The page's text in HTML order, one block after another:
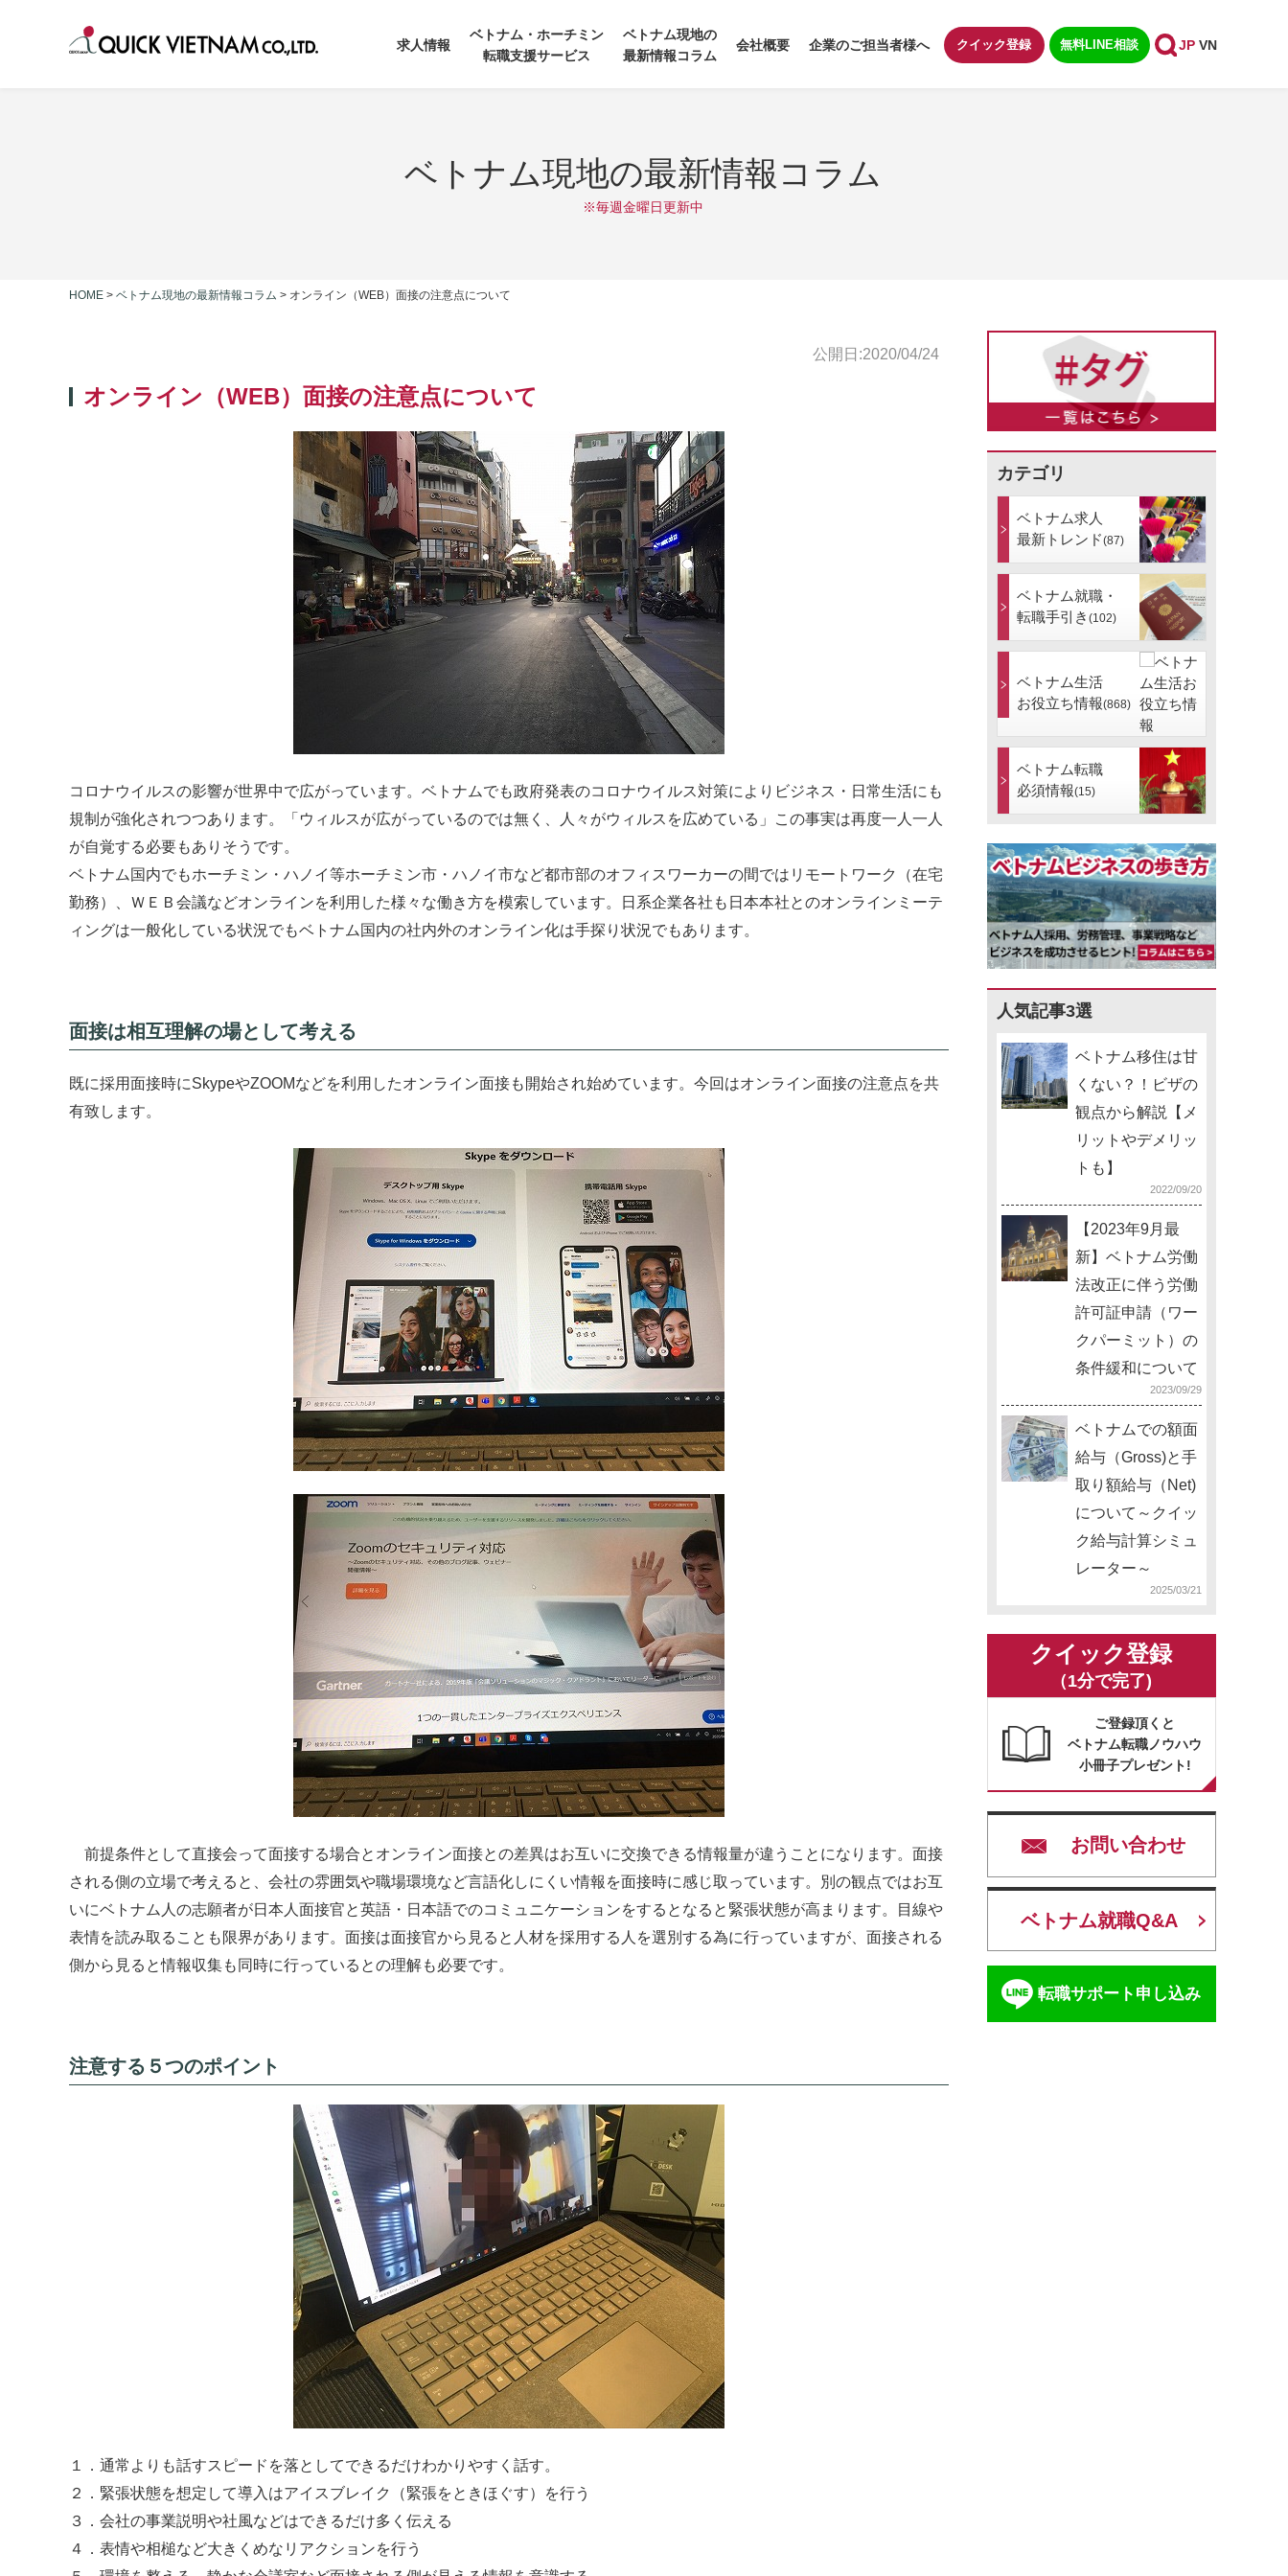
求人情報
ベトナム・ホーチミン
転職支援サービス
ベトナム現地の
最新情報コラム
会社概要 企業のご担当者様へ クイック登録 無料LINE相談 JP VN
ベトナム現地の最新情報コラム
※毎週金曜日更新中
HOME > ベトナム現地の最新情報コラム > オンライン（WEB）面接の注意点について
公開日:2020/04/24
オンライン（WEB）面接の注意点について
コロナウイルスの影響が世界中で広がっています。ベトナムでも政府発表のコロナウイルス対策によりビジネス・日常生活にも
規制が強化されつつあります。「ウィルスが広がっているのでは無く、人々がウィルスを広めている」この事実は再度一人一人
が自覚する必要もありそうです。
ベトナム国内でもホーチミン・ハノイ等ホーチミン市・ハノイ市など都市部のオフィスワーカーの間ではリモートワーク（在宅
勤務）、ＷＥＢ会議などオンラインを利用した様々な働き方を模索しています。日系企業各社も日本本社とのオンラインミーテ
ィングは一般化している状況でもベトナム国内の社内外のオンライン化は手探り状況でもあります。
面接は相互理解の場として考える
既に採用面接時にSkypeやZOOMなどを利用したオンライン面接も開始され始めています。今回はオンライン面接の注意点を共
有致します。
前提条件として直接会って面接する場合とオンライン面接との差異はお互いに交換できる情報量が違うことになります。面接
される側の立場で考えると、会社の雰囲気や職場環境など言語化しにくい情報を面接時に感じ取っています。別の観点ではお互
いにベトナム人の志願者が日本人面接官と英語・日本語でのコミュニケーションをするとなると緊張状態が高まります。目線や
表情を読み取ることも限界があります。面接は面接官から見ると人材を採用する人を選別する為に行っていますが、面接される
側から見ると情報収集も同時に行っているとの理解も必要です。
注意する５つのポイント
１．通常よりも話すスピードを落としてできるだけわかりやすく話す。
２．緊張状態を想定して導入はアイスブレイク（緊張をときほぐす）を行う
３．会社の事業説明や社風などはできるだけ多く伝える
４．表情や相槌など大きくめなリアクションを行う
カテゴリ
ベトナム求人
最新トレンド(87)
ベトナム就職・
転職手引き (102)
ベトナム生活
お役立ち情報(868)
ベトナム転職
必須情報(15)
人気記事3選
ベトナム移住は甘
くない？！ビザの
観点から解説【メ
リットやデメリッ
トも】
2022/09/20
【2023年9月最
新】ベトナム労働
法改正に伴う労働
許可証申請（ワー
クパーミット）の
条件緩和について
2023/09/29
ベトナムでの額面
給与（Gross)と手
取り額給与（Net)
について～クイッ
ク給与計算シミュ
レーター～
2025/03/21
クイック登録
（1分で完了)
ご登録頂くと
ベトナム転職ノウハウ
小冊子プレゼント!
お問い合わせ
ベトナム就職Q&A
転職サポート申し込み